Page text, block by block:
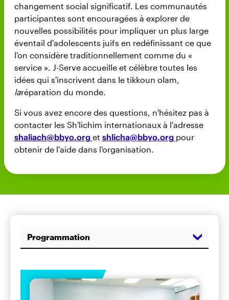
changement social significatif. Les communautés
participantes sont encouragées à explorer de
nouvelles possibilités pour impliquer un plus large
éventail d'adolescents juifs en redéfinissant ce que
l'on considère traditionnellement comme du «
service ». J-Serve accueille et célèbre toutes les
idées qui s'inscrivent dans le tikkoun olam
laréparation du monde.
Si vous avez encore des questions, n'hésitez pas à
contacter les Sh'lichim internationaux à l'adresse
shaliach@bbyo.org et shlicha@bbyo.org pour
obtenir de l'aide dans l'organisation.
Programmation